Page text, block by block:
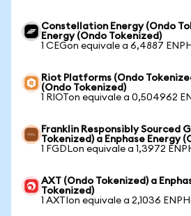
Constellation Energy (Ondo
Energy (Ondo Tokenized)
1 CEGon equivale a 6,4887
Riot Platforms (Ondo
(Ondo Tokenized)
1 RIOTon equivale a 0,504962
Franklin Responsibly Sourced
Tokenized) a Enphase Energy
1 FGDLon equivale a 1,3972
AXT (Ondo Tokenized) a
Tokenized)
1 AXTIon equivale a 2,1036